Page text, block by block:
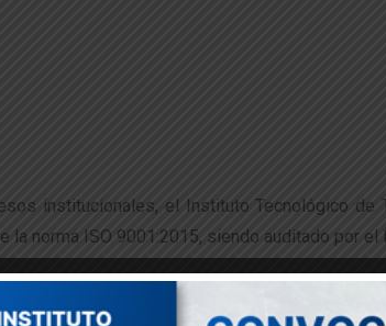
institucionales, el Instituto Tecnológico de
norma ISO 9001:2015, siendo auditado por
como objetivo verificar el cumplimiento de